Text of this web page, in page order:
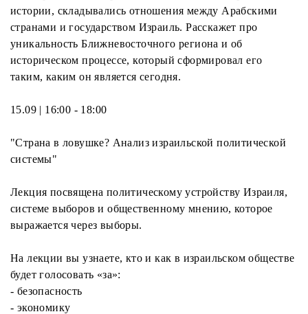
истории, складывались отношения между Арабскими
странами и государством Израиль. Расскажет про
уникальность Ближневосточного региона и об
историческом процессе, который сформировал его
таким, каким он является сегодня.
15.09 | 16:00 - 18:00
"Страна в ловушке? Анализ израильской политической
системы"
Лекция посвящена политическому устройству Израиля,
системе выборов и общественному мнению, которое
выражается через выборы.
На лекции вы узнаете, кто и как в израильском обществе
будет голосовать «за»:
- безопасность
- экономику